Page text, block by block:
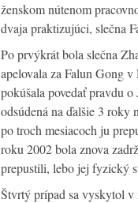
ženskom nútenom
dvaja praktizujúci, slečna
Po prvýkrát bola slečna
apelovala za Falun Gong
pokúšala povedať pravdu
odsúdená na ďalšie 3 roky
po troch mesiacoch ju
roku 2002 bola znova
prepustili, lebo jej fyzický
Štvrtý prípad sa vyskytol